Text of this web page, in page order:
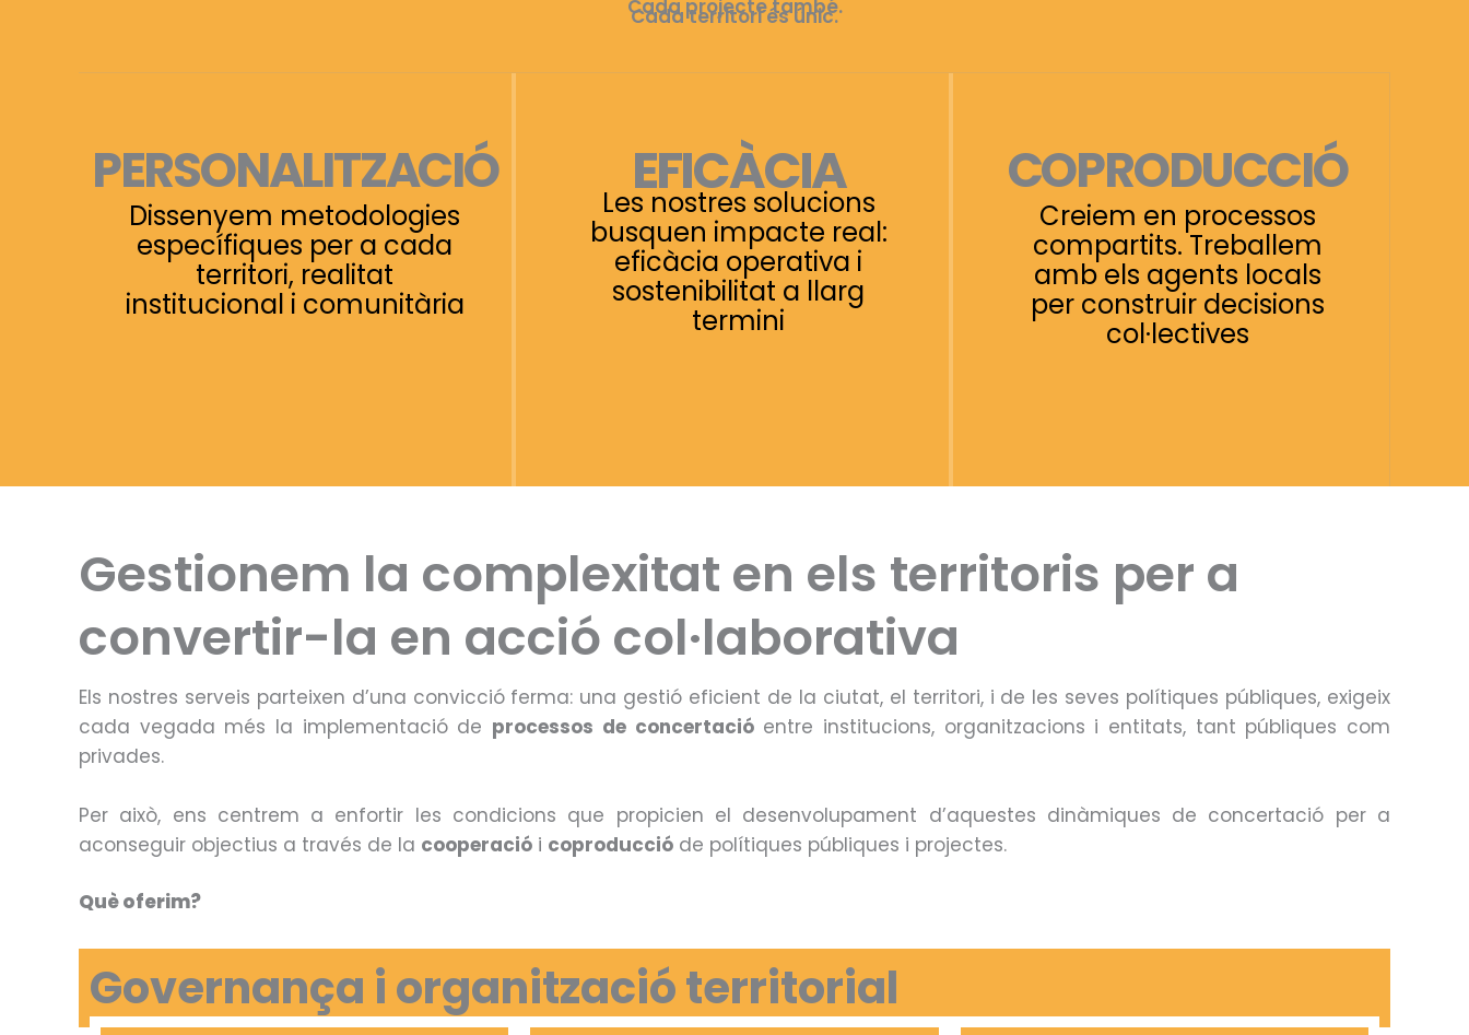
Cada territori és únic.
Cada projecte també.
PERSONALITZACIÓ
Dissenyem metodologies
específiques per a cada
territori, realitat
institucional i comunitària
EFICÀCIA
Les nostres solucions
busquen impacte real:
eficàcia operativa i
sostenibilitat a llarg
termini​
COPRODUCCIÓ
Creiem en processos
compartits. Treballem
amb els agents locals
per construir decisions
col·lectives​
Gestionem la complexitat en els territoris per a
convertir-la en acció col·laborativa
Els nostres serveis parteixen d’una convicció ferma: una gestió eficient de la ciutat, el territori, i de les seves polítiques públiques, exigeix
cada vegada més la implementació de processos de concertacióentre institucions, organitzacions i entitats, tant públiques com
privades.
Per això, ens centrem a enfortir les condicions que propicien el desenvolupament d’aquestes dinàmiques de concertació per a
aconseguir objectius a través de la cooperació i coproducció de polítiques públiques i projectes.
Què oferim?
Governança i organització territorial